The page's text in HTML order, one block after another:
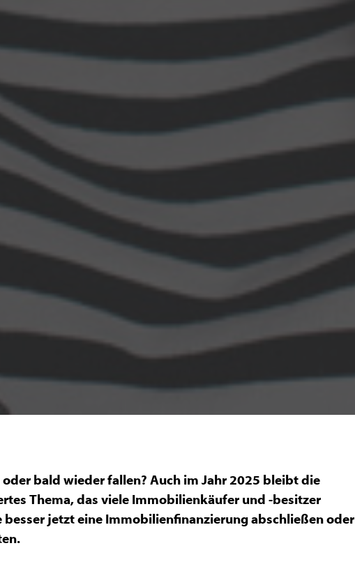
bald wieder fallen? Auch im Jahr 2025 bleibt die
Thema, das viele Immobilienkäufer und -besitzer
jetzt eine Immobilienfinanzierung abschließen oder